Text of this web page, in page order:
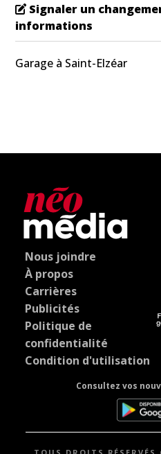
Signaler un
informations
Garage à Saint-Elzéar
Nous joindre
À propos
Carrières
Publicités
Politique de
confidentialité
Condition d'utilisation
Consultez vos